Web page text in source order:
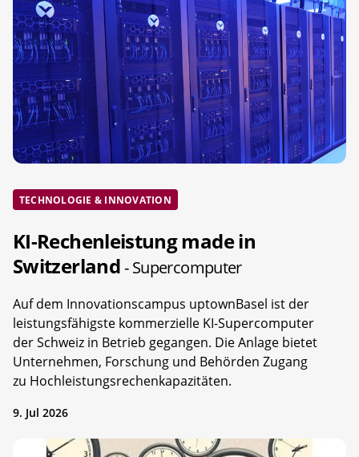
TECHNOLOGIE & INNOVATION
KI-Rechenleistung made in
Switzerland- Supercomputer
Auf dem Innovationscampus uptownBasel ist der
leistungsfähigste kommerzielle KI-Supercomputer
der Schweiz in Betrieb gegangen. Die Anlage bietet
Unternehmen, Forschung und Behörden Zugang
zu Hochleistungsrechenkapazitäten.
9. Jul 2026